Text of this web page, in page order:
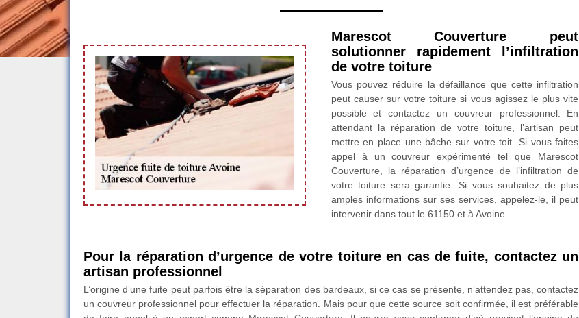
Marescot Couverture peut
solutionner rapidement l’infiltration
de votre toiture
Vous pouvez réduire la défaillance que cette infiltration
peut causer sur votre toiture si vous agissez le plus vite
possible et contactez un couvreur professionnel. En
attendant la réparation de votre toiture, l’artisan peut
mettre en place une bâche sur votre toit. Si vous faites
appel à un couvreur expérimenté tel que Marescot
Couverture, la réparation d’urgence de l’infiltration de
votre toiture sera garantie. Si vous souhaitez de plus
amples informations sur ses services, appelez-le, il peut
intervenir dans tout le 61150 et à Avoine.
Pour la réparation d’urgence de votre toiture en cas de fuite, contactez un
artisan professionnel
L’origine d’une fuite peut parfois être la séparation des bardeaux, si ce cas se présente, n’attendez pas, contactez
un couvreur professionnel pour effectuer la réparation. Mais pour que cette source soit confirmée, il est préférable